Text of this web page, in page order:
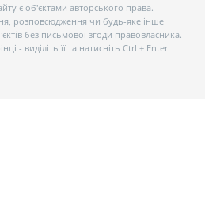
є об’єктами авторського права.
розповсюдження чи будь-яке інше
без письмової згоди правовласника.
- виділіть її та натисніть Ctrl + Enter